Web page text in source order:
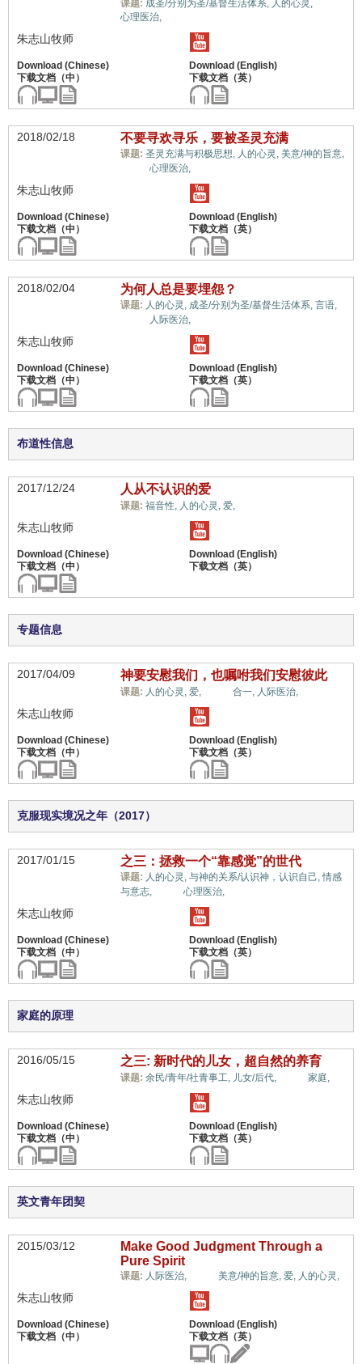
课题: 成圣/分别为圣/基督生活体系, 人的心灵,
心理医治,
朱志山牧师
2018/02/18 不要寻欢寻乐，要被圣灵充满
课题: 圣灵充满与积极思想, 人的心灵, 美意/神的旨意,
心理医治,
朱志山牧师
2018/02/04 为何人总是要埋怨？
课题: 人的心灵, 成圣/分别为圣/基督生活体系, 言语,
人际医治,
朱志山牧师
布道性信息
2017/12/24 人从不认识的爱
课题: 福音性, 人的心灵, 爱,
朱志山牧师
专题信息
2017/04/09 神要安慰我们，也嘱咐我们安慰彼此
课题: 人的心灵, 爱, 合一, 人际医治,
朱志山牧师
克服现实境况之年（2017）
2017/01/15 之三：拯救一个“靠感觉”的世代
课题: 人的心灵, 与神的关系/认识神，认识自己,情感
与意志,
心理医治,
朱志山牧师
家庭的原理
2016/05/15 之三: 新时代的儿女，超自然的养育
课题: 余民/青年/社青事工, 儿女/后代, 家庭,
朱志山牧师
英文青年团契
2015/03/12
Make Good Judgment Through a
Pure Spirit
课题: 人际医治, 美意/神的旨意, 爱, 人的心灵,
朱志山牧师